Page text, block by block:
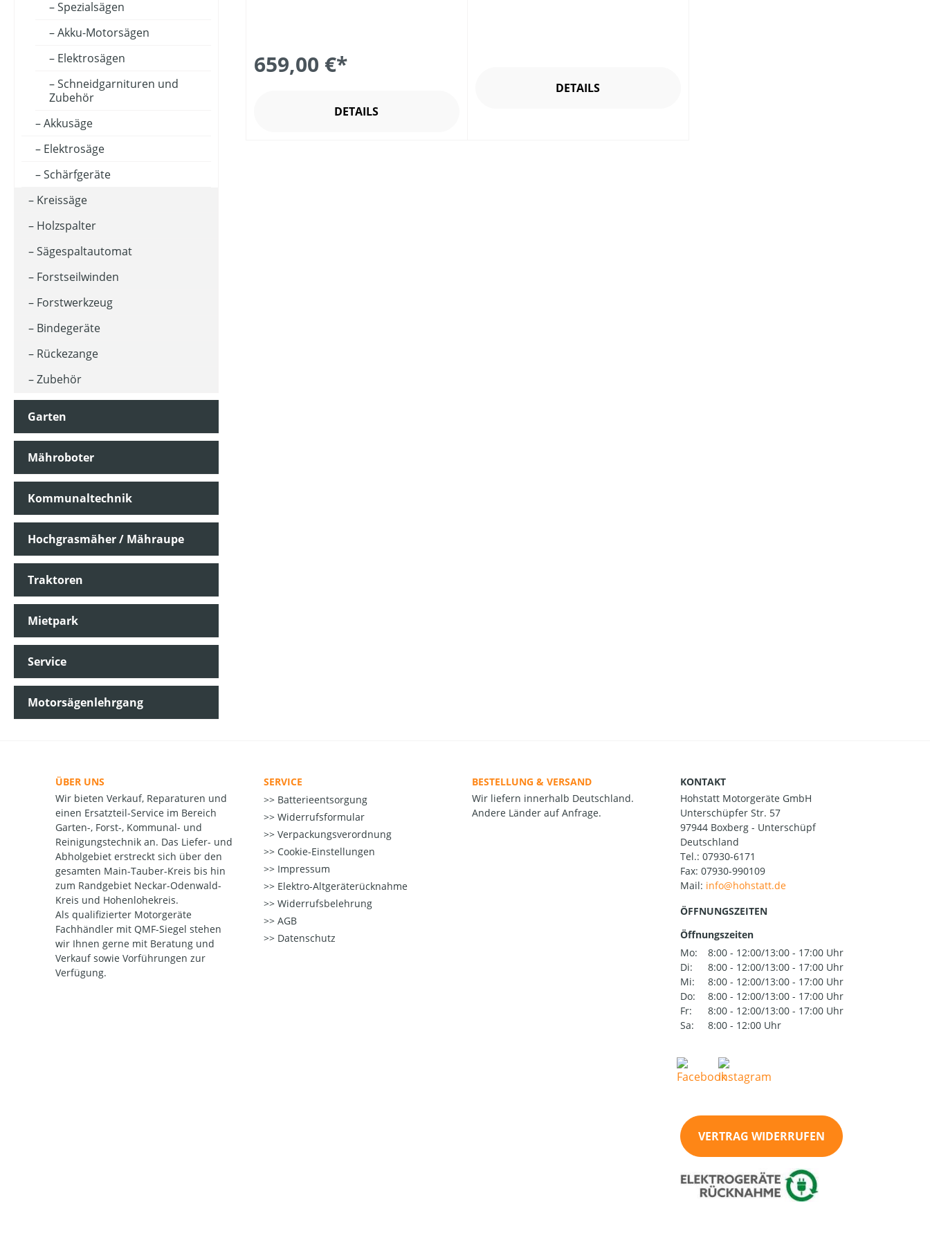
MOTORLEISTUNG (IN KW)
SCHALLDRUCKPEGEL AM OHR (IN DB(A))
SCHNITT-/SCHWERTLÄNGE (IN CM)
Spezialsägen
Akku-Motorsägen
Elektrosägen
Schneidgarnituren und
Zubehör
Akkusäge
Elektrosäge
Schärfgeräte
Kreissäge
Holzspalter
Sägespaltautomat
Forstseilwinden
Forstwerkzeug
Bindegeräte
Rückezange
Zubehör
Garten
Mähroboter
Kommunaltechnik
Hochgrasmäher / Mähraupe
Traktoren
Mietpark
Service
Motorsägenlehrgang
659,00 €*
DETAILS
DETAILS
ÜBER UNS
Wir bieten Verkauf, Reparaturen und
einen Ersatzteil-Service im Bereich
Garten-, Forst-, Kommunal- und
Reinigungstechnik an. Das Liefer- und
Abholgebiet erstreckt sich über den
gesamten Main-Tauber-Kreis bis hin
zum Randgebiet Neckar-Odenwald-
Kreis und Hohenlohekreis.
Als qualifizierter Motorgeräte
Fachhändler mit QMF-Siegel stehen
wir Ihnen gerne mit Beratung und
Verkauf sowie Vorführungen zur
Verfügung.
SERVICE
Batterieentsorgung
Widerrufsformular
Verpackungsverordnung
Cookie-Einstellungen
Impressum
Elektro-Altgeräterücknahme
Widerrufsbelehrung
AGB
Datenschutz
BESTELLUNG & VERSAND
Wir liefern innerhalb Deutschland.
Andere Länder auf Anfrage.
KONTAKT
Hohstatt Motorgeräte GmbH
Unterschüpfer Str. 57
97944 Boxberg - Unterschüpf
Deutschland
Tel.: 07930-6171
Fax: 07930-990109
Mail:
ÖFFNUNGSZEITEN
Öffnungszeiten
Mo:
8:00 - 12:00/13:00 - 17:00 Uhr
Di:
8:00 - 12:00/13:00 - 17:00 Uhr
Mi:
8:00 - 12:00/13:00 - 17:00 Uhr
Do:
8:00 - 12:00/13:00 - 17:00 Uhr
Fr:
8:00 - 12:00/13:00 - 17:00 Uhr
Sa:
8:00 - 12:00 Uhr
VERTRAG WIDERRUFEN